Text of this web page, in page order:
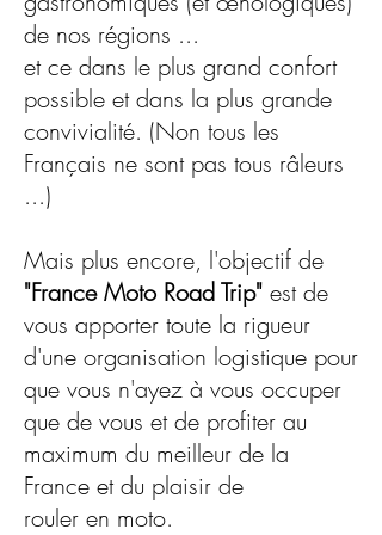
de nos régions ...
et ce dans le plus grand confort
possible et dans la plus grande
convivialité. (Non tous les
Français ne sont pas tous râleurs
...)
Mais plus encore, l'objectif de
"France Moto Road Trip" est de
vous apporter toute la rigueur
d'une organisation logistique pour
que vous n'ayez à vous occuper
que de vous et de profiter au
maximum du meilleur de la
France et du plaisir de
rouler en moto.